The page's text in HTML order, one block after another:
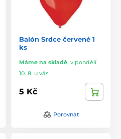
Balón Srdce červené 1
ks
Máme na skladě, v pondělí
10. 8. u vás
5 Kč
Porovnat